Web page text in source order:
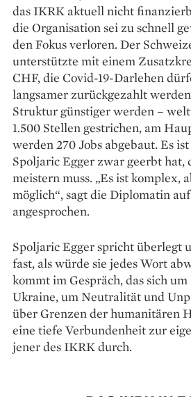
das IKRK aktuell nicht
die Organisation sei zu schnell
den Fokus verloren. Der
unterstützte mit einem
CHF, die Covid-19-Darlehen
langsamer zurückgezahlt
Struktur günstiger werden –
1.500 Stellen gestrichen, am
werden 270 Jobs abgebaut. Es
Spoljaric Egger zwar geerbt hat,
meistern muss. „Es ist komplex,
möglich“, sagt die Diplomatin
angesprochen.
Spoljaric Egger spricht überlegt
fast, als würde sie jedes Wort
kommt im Gespräch, das sich
Ukraine, um Neutralität und
über Grenzen der humanitären
eine tiefe Verbundenheit zur
jener des IKRK durch.